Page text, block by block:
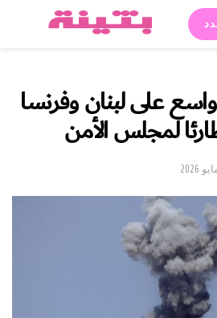
على لبنان وفرنسا
لمجلس الأمن